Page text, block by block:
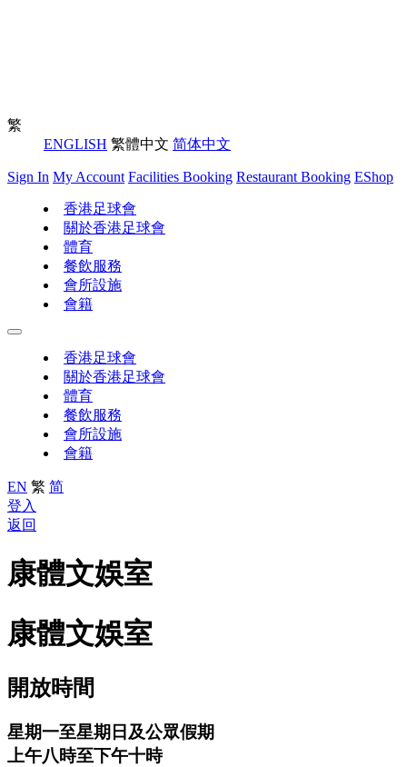
繁
ENGLISH 繁體中文 简体中文
Sign In My Account Facilities Booking Restaurant Booking EShop
香港足球會
關於香港足球會
體育
餐飲服務
會所設施
會籍
香港足球會
關於香港足球會
體育
餐飲服務
會所設施
會籍
EN 繁 简
登入
返回
康體文娛室
康體文娛室
開放時間
星期一至星期日及公眾假期
上午八時至下午十時